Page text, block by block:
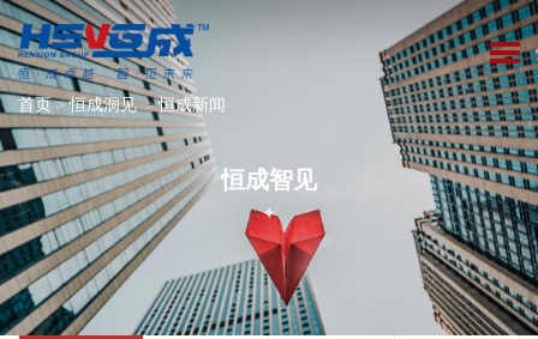
恒成智见
首页 > 恒成洞见 > 恒成新闻